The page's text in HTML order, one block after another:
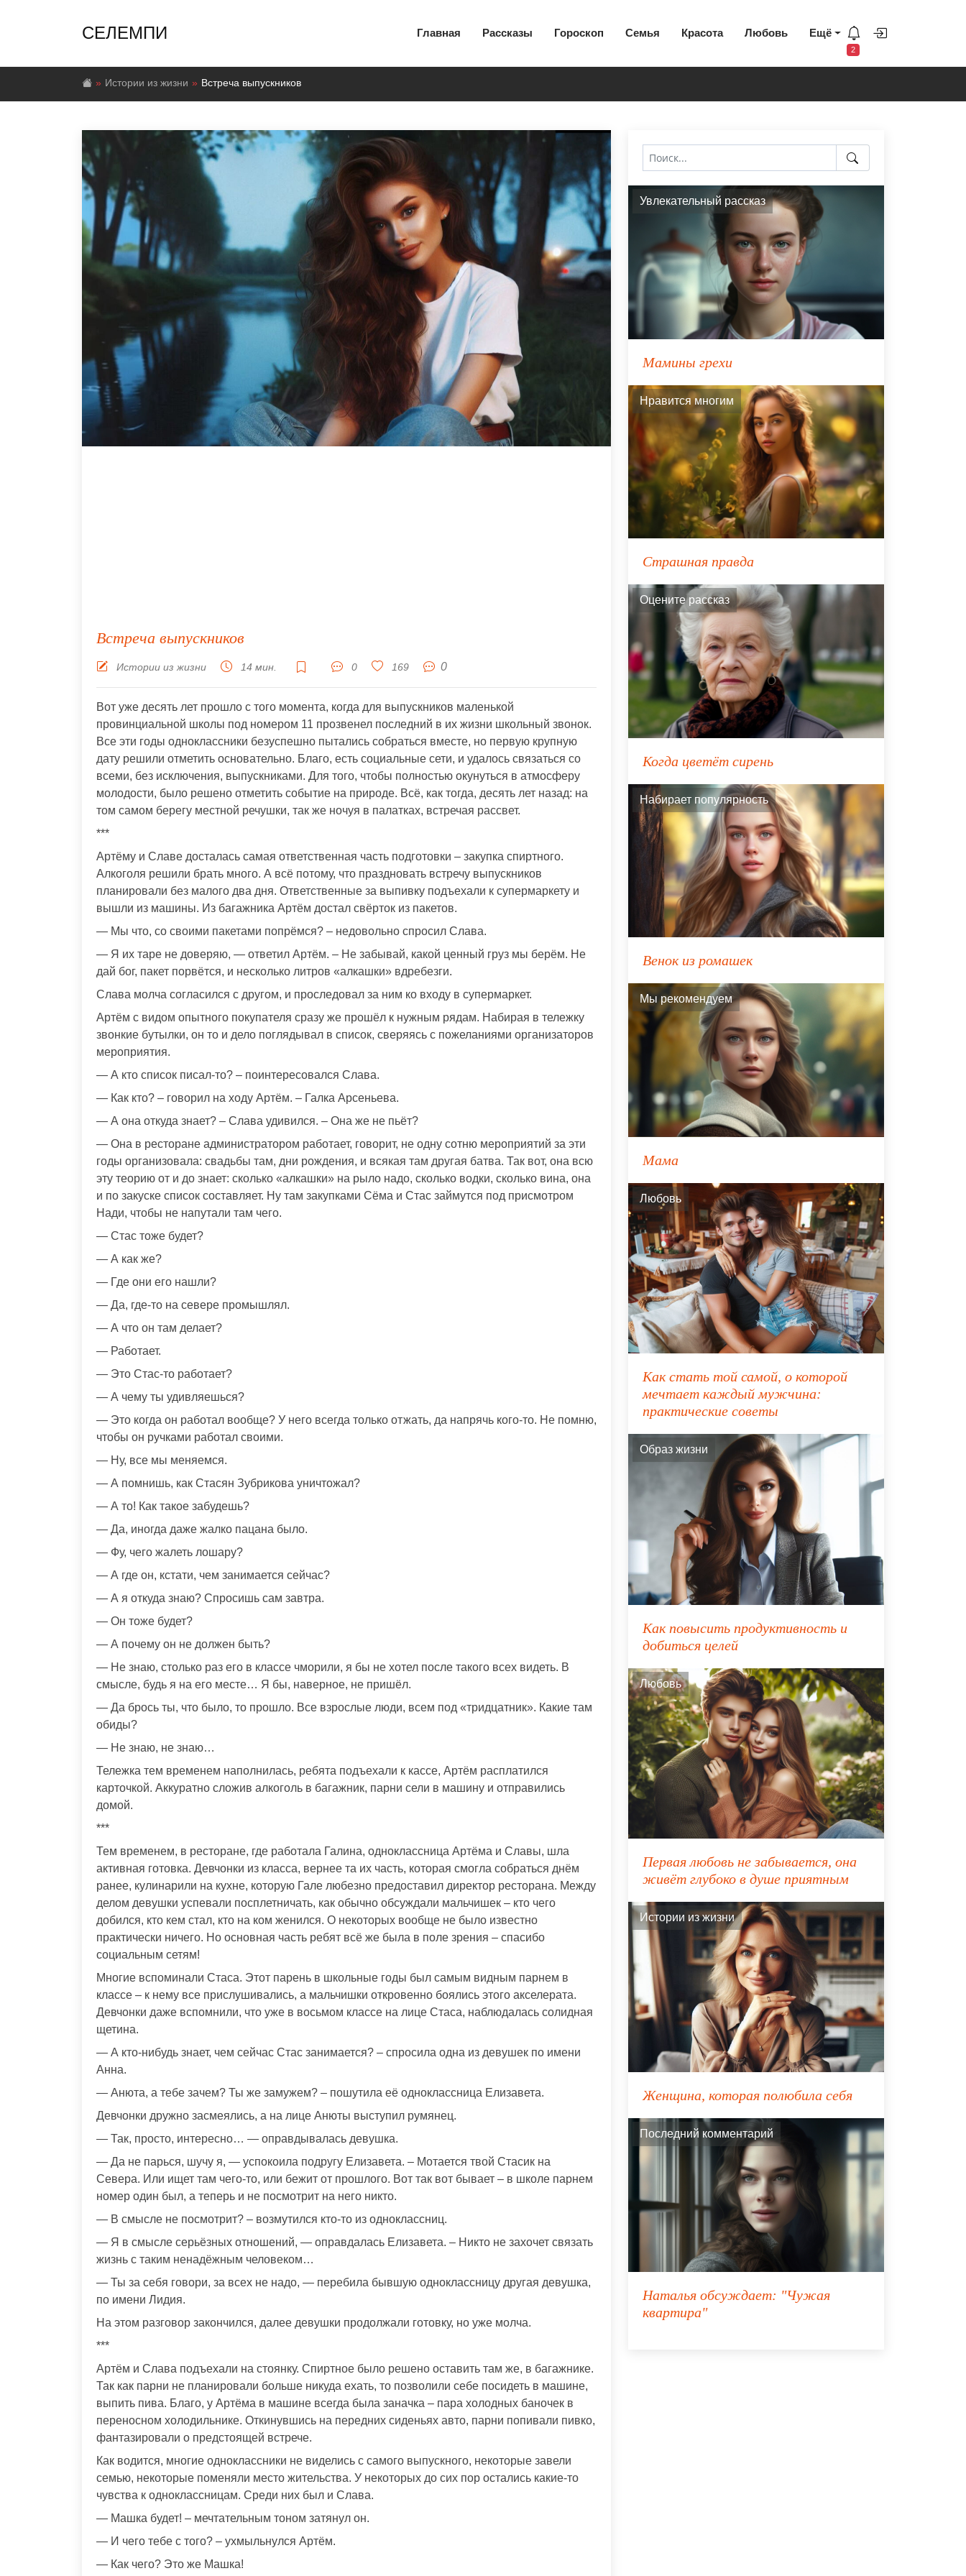
СЕЛЕМПИ Главная Рассказы Гороскоп Семья Красота Любовь Ещё
2
Истории из жизни Встреча выпускников
Встреча выпускников
Истории из жизни 14 мин. 0 169 0
Вот уже десять лет прошло с того момента, когда для выпускников маленькой
провинциальной школы под номером 11 прозвенел последний в их жизни школьный звонок.
Все эти годы одноклассники безуспешно пытались собраться вместе, но первую крупную
дату решили отметить основательно. Благо, есть социальные сети, и удалось связаться со
всеми, без исключения, выпускниками. Для того, чтобы полностью окунуться в атмосферу
молодости, было решено отметить событие на природе. Всё, как тогда, десять лет назад: на
том самом берегу местной речушки, так же ночуя в палатках, встречая рассвет.
***
Артёму и Славе досталась самая ответственная часть подготовки – закупка спиртного.
Алкоголя решили брать много. А всё потому, что праздновать встречу выпускников
планировали без малого два дня. Ответственные за выпивку подъехали к супермаркету и
вышли из машины. Из багажника Артём достал свёрток из пакетов.
— Мы что, со своими пакетами попрёмся? – недовольно спросил Слава.
— Я их таре не доверяю, — ответил Артём. – Не забывай, какой ценный груз мы берём. Не
дай бог, пакет порвётся, и несколько литров «алкашки» вдребезги.
Слава молча согласился с другом, и проследовал за ним ко входу в супермаркет.
Артём с видом опытного покупателя сразу же прошёл к нужным рядам. Набирая в тележку
звонкие бутылки, он то и дело поглядывал в список, сверяясь с пожеланиями организаторов
мероприятия.
— А кто список писал-то? – поинтересовался Слава.
— Как кто? – говорил на ходу Артём. – Галка Арсеньева.
— А она откуда знает? – Слава удивился. – Она же не пьёт?
— Она в ресторане администратором работает, говорит, не одну сотню мероприятий за эти
годы организовала: свадьбы там, дни рождения, и всякая там другая батва. Так вот, она всю
эту теорию от и до знает: сколько «алкашки» на рыло надо, сколько водки, сколько вина, она
и по закуске список составляет. Ну там закупками Сёма и Стас займутся под присмотром
Нади, чтобы не напутали там чего.
— Стас тоже будет?
— А как же?
— Где они его нашли?
— Да, где-то на севере промышлял.
— А что он там делает?
— Работает.
— Это Стас-то работает?
— А чему ты удивляешься?
— Это когда он работал вообще? У него всегда только отжать, да напрячь кого-то. Не помню,
чтобы он ручками работал своими.
— Ну, все мы меняемся.
— А помнишь, как Стасян Зубрикова уничтожал?
— А то! Как такое забудешь?
— Да, иногда даже жалко пацана было.
— Фу, чего жалеть лошару?
— А где он, кстати, чем занимается сейчас?
— А я откуда знаю? Спросишь сам завтра.
— Он тоже будет?
— А почему он не должен быть?
— Не знаю, столько раз его в классе чморили, я бы не хотел после такого всех видеть. В
смысле, будь я на его месте… Я бы, наверное, не пришёл.
— Да брось ты, что было, то прошло. Все взрослые люди, всем под «тридцатник». Какие там
обиды?
— Не знаю, не знаю…
Тележка тем временем наполнилась, ребята подъехали к кассе, Артём расплатился
карточкой. Аккуратно сложив алкоголь в багажник, парни сели в машину и отправились
домой.
***
Тем временем, в ресторане, где работала Галина, одноклассница Артёма и Славы, шла
активная готовка. Девчонки из класса, вернее та их часть, которая смогла собраться днём
ранее, кулинарили на кухне, которую Гале любезно предоставил директор ресторана. Между
делом девушки успевали посплетничать, как обычно обсуждали мальчишек – кто чего
добился, кто кем стал, кто на ком женился. О некоторых вообще не было известно
практически ничего. Но основная часть ребят всё же была в поле зрения – спасибо
социальным сетям!
Многие вспоминали Стаса. Этот парень в школьные годы был самым видным парнем в
классе – к нему все прислушивались, а мальчишки откровенно боялись этого акселерата.
Девчонки даже вспомнили, что уже в восьмом классе на лице Стаса, наблюдалась солидная
щетина.
— А кто-нибудь знает, чем сейчас Стас занимается? – спросила одна из девушек по имени
Анна.
— Анюта, а тебе зачем? Ты же замужем? – пошутила её одноклассница Елизавета.
Девчонки дружно засмеялись, а на лице Анюты выступил румянец.
— Так, просто, интересно… — оправдывалась девушка.
— Да не парься, шучу я, — успокоила подругу Елизавета. – Мотается твой Стасик на
Севера. Или ищет там чего-то, или бежит от прошлого. Вот так вот бывает – в школе парнем
номер один был, а теперь и не посмотрит на него никто.
— В смысле не посмотрит? – возмутился кто-то из одноклассниц.
— Я в смысле серьёзных отношений, — оправдалась Елизавета. – Никто не захочет связать
жизнь с таким ненадёжным человеком…
— Ты за себя говори, за всех не надо, — перебила бывшую одноклассницу другая девушка,
по имени Лидия.
На этом разговор закончился, далее девушки продолжали готовку, но уже молча.
***
Артём и Слава подъехали на стоянку. Спиртное было решено оставить там же, в багажнике.
Так как парни не планировали больше никуда ехать, то позволили себе посидеть в машине,
выпить пива. Благо, у Артёма в машине всегда была заначка – пара холодных баночек в
переносном холодильнике. Откинувшись на передних сиденьях авто, парни попивали пивко,
фантазировали о предстоящей встрече.
Как водится, многие одноклассники не виделись с самого выпускного, некоторые завели
семью, некоторые поменяли место жительства. У некоторых до сих пор остались какие-то
чувства к одноклассницам. Среди них был и Слава.
— Машка будет! – мечтательным тоном затянул он.
— И чего тебе с того? – ухмыльнулся Артём.
— Как чего? Это же Машка!
Увлекательный рассказ
Мамины грехи
Нравится многим
Страшная правда
Оцените рассказ
Когда цветёт сирень
Набирает популярность
Венок из ромашек
Мы рекомендуем
Мама
Любовь
Как стать той самой, о которой
мечтает каждый мужчина:
практические советы
Образ жизни
Как повысить продуктивность и
добиться целей
Любовь
Первая любовь не забывается, она
живёт глубоко в душе приятным
Истории из жизни
Женщина, которая полюбила себя
Последний комментарий
Наталья обсуждает: "Чужая
квартира"